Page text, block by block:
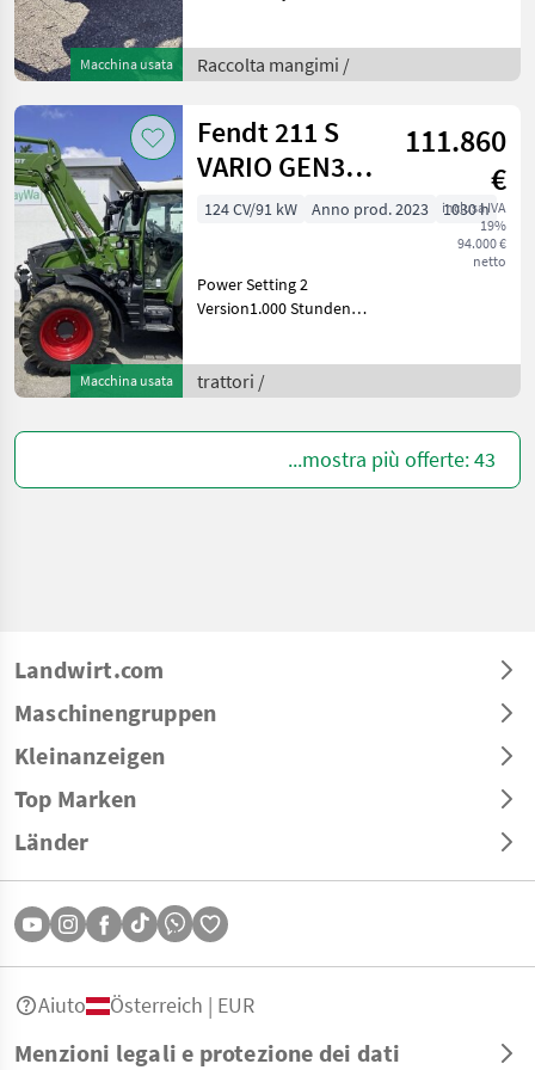
Macchina usata
Helmbrecht Tel.
0151/16104762 für Ihre
Barra fa
Raccolta mangimi /
Macchina usata
Fendt 211 S
VARIO GEN3
Power
111.860
€
inclusa IVA
19%
94.000 €
netto
124 CV/91 kW Anno prod. 2023 1030 h
Power Setting 2
Version1.000 Stunden
Cargo 3X65 mit 3. KreisDiese
Maschine steht an unserem
BayWa Standort in DE -
trattori /
...mostra più offerte: 43
Landwirt.com
Maschinengruppen
Kleinanzeigen
Top Marken
Länder
Menzioni legali e protezione dei dati
Aiuto Österreich | EUR